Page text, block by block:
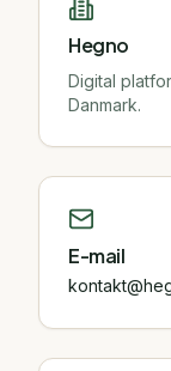
Hegno
Digital
Danmark.
E-mail